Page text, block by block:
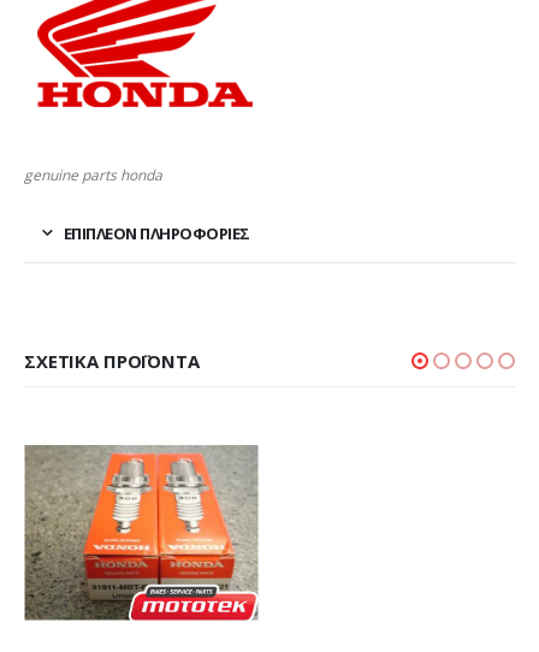
genuine parts honda
ΕΠΙΠΛΈΟΝ ΠΛΗΡΟΦΟΡΊΕΣ
ΣΧΕΤΙΚΆ ΠΡΟΪΌΝΤΑ